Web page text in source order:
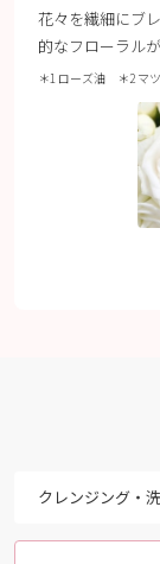
花々を繊細にブ
的なフローラル
＊1 ローズ油 ＊2 マ
クレンジング・